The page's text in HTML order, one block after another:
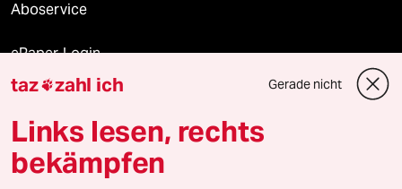
Aboservice
ePaper Login
Downloads für Abonnierende
© 2026 taz Verlags und Vertriebs GmbH
taz zahl ich Gerade nicht
Links lesen, rechts
bekämpfen